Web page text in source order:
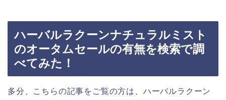
ハーバルラクーンナチュラルミスト
のオータムセールの有無を検索で調
べてみた！
多分、こちらの記事をご覧の方は、ハーバルラクーン